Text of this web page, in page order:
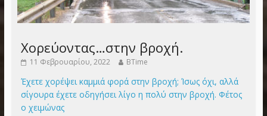
Χορεύοντας…στην βροχή.
11 Φεβρουαρίου, 2022 BTime
Έχετε χορέψει καμμιά φορά στην βροχή; Ίσως όχι, αλλά
σίγουρα έχετε οδηγήσει λίγο η πολύ στην βροχή. Φέτος
ο χειμώνας